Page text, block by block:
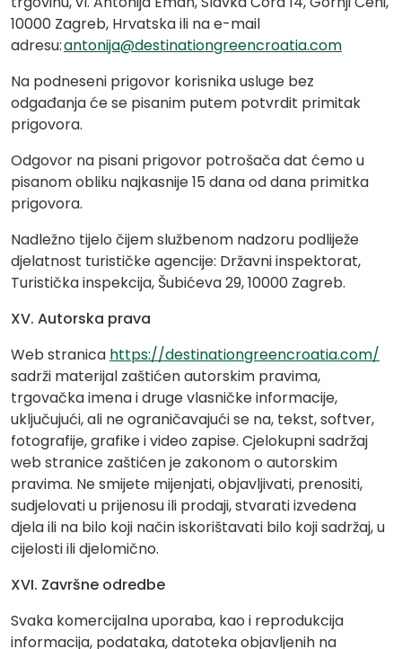
10000 Zagreb, Hrvatska ili na e-mail
adresu:antonija@destinationgreencroatia.com
Na podneseni prigovor korisnika usluge bez
odgađanja će se pisanim putem potvrdit primitak
prigovora.
Odgovor na pisani prigovor potrošača dat ćemo u
pisanom obliku najkasnije 15 dana od dana primitka
prigovora.
Nadležno tijelo čijem službenom nadzoru podliježe
djelatnost turističke agencije: Državni inspektorat,
Turistička inspekcija, Šubićeva 29, 10000 Zagreb.
XV. Autorska prava
Web stranica https://destinationgreencroatia.com/
sadrži materijal zaštićen autorskim pravima,
trgovačka imena i druge vlasničke informacije,
uključujući, ali ne ograničavajući se na, tekst, softver,
fotografije, grafike i video zapise. Cjelokupni sadržaj
web stranice zaštićen je zakonom o autorskim
pravima. Ne smijete mijenjati, objavljivati, prenositi,
sudjelovati u prijenosu ili prodaji, stvarati izvedena
djela ili na bilo koji način iskorištavati bilo koji sadržaj, u
cijelosti ili djelomično.
XVI. Završne odredbe
Svaka komercijalna uporaba, kao i reprodukcija
informacija, podataka, datoteka objavljenih na